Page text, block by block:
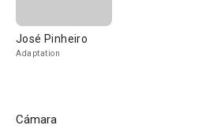
José Pinheiro
Adaptation
Cámara